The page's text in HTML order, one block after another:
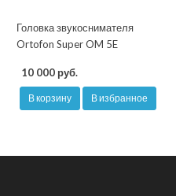
Головка звукоснимателя
Ortofon Super OM 5E
10 000 руб.
В корзину В избранное